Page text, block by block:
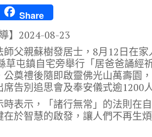
Share
】 2024-08-23
父親蘇樹發居士，8月12日在
草屯鎮自宅旁舉行「居爸爸誦經
奠禮後隨即啟靈佛光山萬壽園
告別追思會及奉安儀式逾1200
表示，「諸行無常」的法則在
於智慧的啟發，讓人們不再生